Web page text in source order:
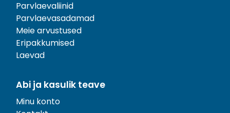
Parvlaevaliinid
Parvlaevasadamad
Meie arvustused
Eripakkumised
Laevad
Abi ja kasulik teave
Minu konto